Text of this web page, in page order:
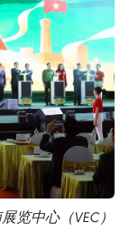
览中心（VEC）